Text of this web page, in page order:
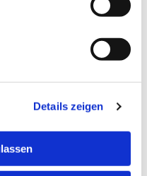
Details zeigen